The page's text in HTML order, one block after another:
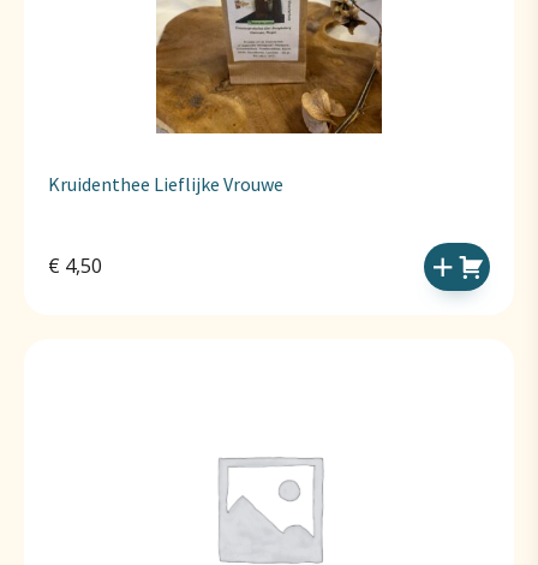
Kruidenthee Lieflijke Vrouwe
€ 4,50